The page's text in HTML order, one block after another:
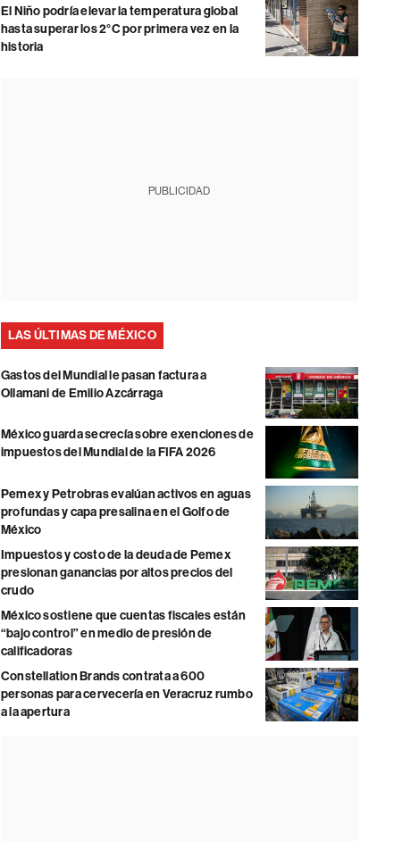
El Niño podría elevar la temperatura global
hasta superar los 2°C por primera vez en la
historia
PUBLICIDAD
LAS ÚLTIMAS DE MÉXICO
Gastos del Mundial le pasan factura a
Ollamani de Emilio Azcárraga
México guarda secrecía sobre exenciones de
impuestos del Mundial de la FIFA 2026
Pemex y Petrobras evalúan activos en aguas
profundas y capa presalina en el Golfo de
México
Impuestos y costo de la deuda de Pemex
presionan ganancias por altos precios del
crudo
México sostiene que cuentas fiscales están
“bajo control” en medio de presión de
calificadoras
Constellation Brands contrata a 600
personas para cervecería en Veracruz rumbo
a la apertura